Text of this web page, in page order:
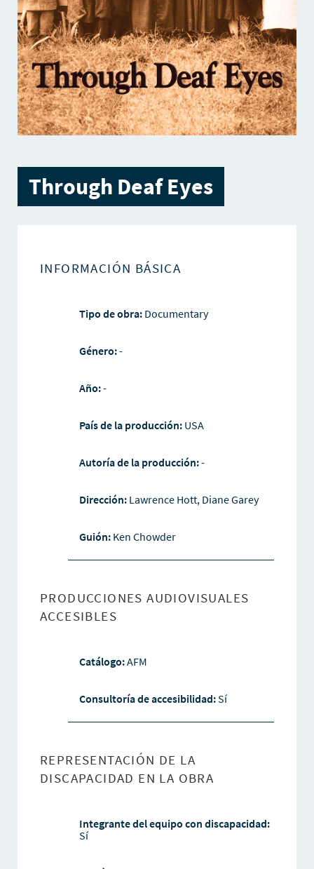
Through Deaf Eyes
INFORMACIÓN BÁSICA
Tipo de obra:Documentary
Género:-
Año:-
País de la producción: USA
Autoría de la producción:-
Dirección: Lawrence Hott, Diane Garey
Guión: Ken Chowder
PRODUCCIONES AUDIOVISUALES
ACCESIBLES
Catálogo:AFM
Consultoría de accesibilidad:Sí
REPRESENTACIÓN DE LA
DISCAPACIDAD EN LA OBRA
Integrante del equipo con discapacidad:
Sí